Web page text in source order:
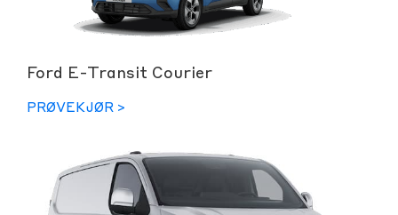
Ford E-Transit Courier
PRØVEKJØR >